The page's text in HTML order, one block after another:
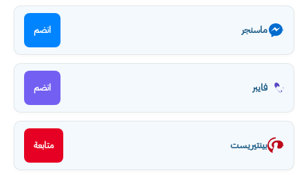
ماسنجر انضم
فايبر انضم
بينتيريست متابعة